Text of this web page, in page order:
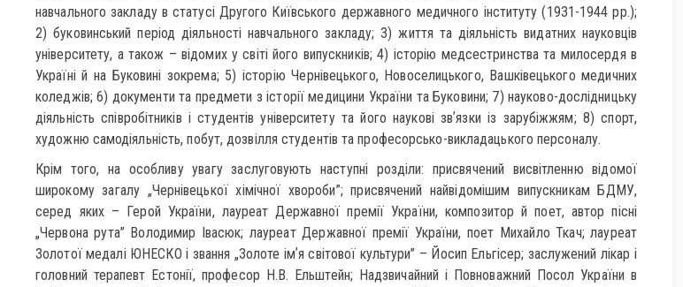
навчального закладу в статусі Другого Київського державного медичного інституту (1931-1944 рр.);
2) буковинський період діяльності навчального закладу; 3) життя та діяльність видатних науковців
університету, а також – відомих у світі його випускників; 4) історію медсестринства та милосердя в
Україні й на Буковині зокрема; 5) історію Чернівецького, Новоселицького, Вашківецького медичних
коледжів; 6) документи та предмети з історії медицини України та Буковини; 7) науково-дослідницьку
діяльність співробітників і студентів університету та його наукові звʼязки із зарубіжжям; 8) спорт,
художню самодіяльність, побут, дозвілля студентів та професорсько-викладацького персоналу.
Крім того, на особливу увагу заслуговують наступні розділи: присвячений висвітленню відомої
широкому загалу „Чернівецької хімічної хвороби”; присвячений найвідомішим випускникам БДМУ,
серед яких – Герой України, лауреат Державної премії України, композитор й поет, автор пісні
„Червона рута” Володимир Івасюк; лауреат Державної премії України, поет Михайло Ткач; лауреат
Золотої медалі ЮНЕСКО і звання „Золоте імʼя світової культури” – Йосип Ельгісер; заслужений лікар і
головний терапевт Естонії, професор Н.В. Ельштейн; Надзвичайний і Повноважний Посол України в